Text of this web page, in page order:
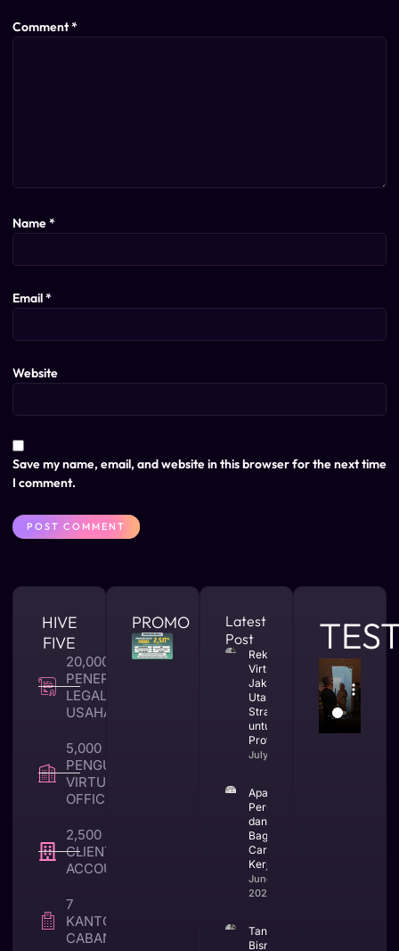
Comment*
Name*
Email*
Website
Save my name, email, and website in this browser for the next time
I comment.
HIVE
FIVE
20,000 +
PENERBITAN
LEGALITAS
USAHA
5,000 +
PENGUNA
VIRTUAL
OFFICE
2,500 +
CLIENT TAX &
ACCOUNTING
7
KANTOR
CABANG
PROMO
Latest
Post
Rekomendasi
Virtual Office
Jakarta
Utara yang
Strategis
untuk Bisnis
Profesional
July 23, 2026
Apa Itu CV
Perusahaan
dan
Bagaimana
Cara
Kerjanya
June 25,
2026
Tanda
Bisnis